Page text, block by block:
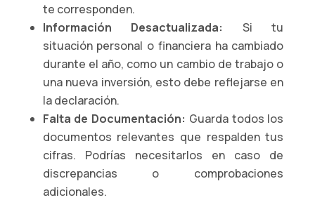
te corresponden.
Información Desactualizada:
Si tu
situación personal o financiera ha cambiado
durante el año, como un cambio de trabajo o
una nueva inversión, esto debe reflejarse en
la declaración.
Falta de Documentación: Guarda todos los
documentos relevantes que respalden tus
cifras. Podrías necesitarlos en caso de
discrepancias o comprobaciones
adicionales.